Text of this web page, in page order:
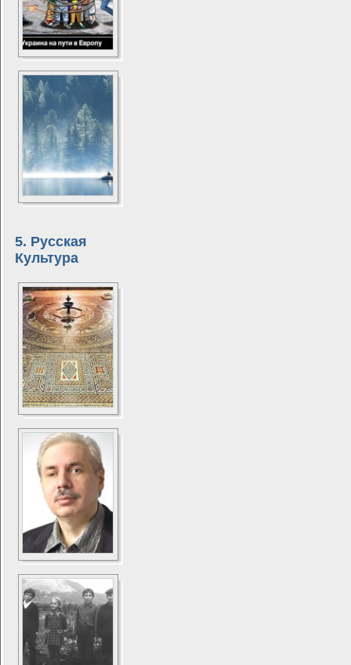
5. Русская
Культура